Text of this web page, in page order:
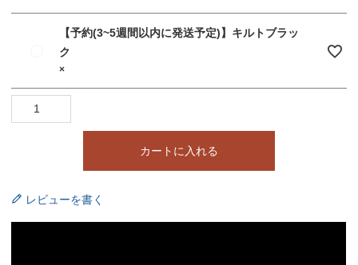
【予約(3~5週間以内に発送予定)】キルトブラッ
ク
×
カートに入れる
レビューを書く